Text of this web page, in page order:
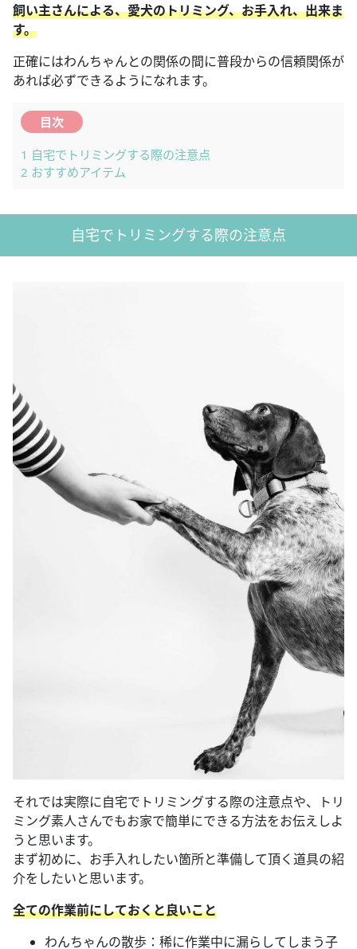
飼い主さんによる、愛犬のトリミング、お手入れ、出来ま
す。
正確にはわんちゃんとの関係の間に普段からの信頼関係が
あれば必ずできるようになれます。
目次
1 自宅でトリミングする際の注意点
2 おすすめアイテム
自宅でトリミングする際の注意点
それでは実際に自宅でトリミングする際の注意点や、トリ
ミング素人さんでもお家で簡単にできる方法をお伝えしよ
うと思います。
まず初めに、お手入れしたい箇所と準備して頂く道具の紹
介をしたいと思います。
全ての作業前にしておくと良いこと
わんちゃんの散歩：稀に作業中に漏らしてしまう子